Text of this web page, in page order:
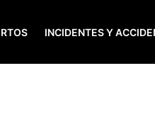
INCIDENTES Y